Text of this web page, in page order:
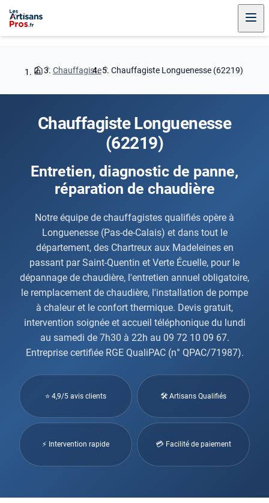
Chauffagiste Chauffagiste Longuenesse (62219)
Chauffagiste Longuenesse
(62219)
Entretien, diagnostic de panne,
réparation de chaudière
Notre équipe de chauffagistes qualifiés opère à
Longuenesse (Pas-de-Calais) et dans tout le
département, des Chartreux aux Madeleines en
passant par Saint-Quentin et Verte Écuelle, pour le
dépannage de chaudière, l'entretien annuel obligatoire,
le remplacement de chaudière, l'installation de pompe
à chaleur et le confort thermique. Devis gratuit,
intervention soignée et accueil téléphonique du lundi
au samedi de 7h30 à 22h au 09 72 10 09 67.
Entreprise certifiée RGE QualiPAC (n° QPAC/71987).
⭐ 4,9/5 avis clients 🛠 Artisans Qualifiés
⚡ Intervention rapide 💳 Facilité de paiement